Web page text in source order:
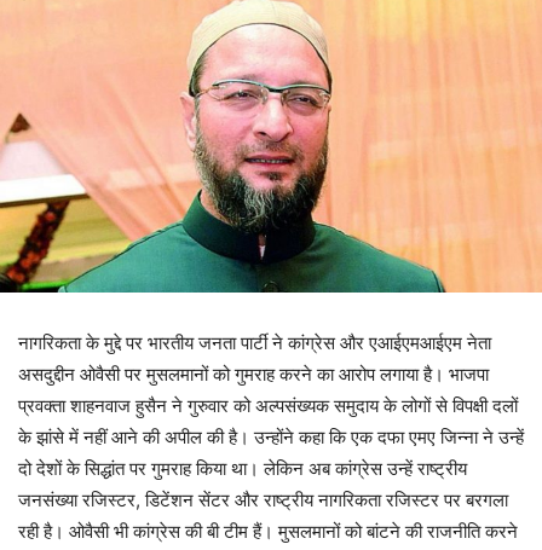
नागरिकता के मुद्दे पर भारतीय जनता पार्टी ने कांग्रेस और एआईएमआईएम नेता
असदुद्दीन ओवैसी पर मुसलमानों को गुमराह करने का आरोप लगाया है। भाजपा
प्रवक्ता शाहनवाज हुसैन ने गुरुवार को अल्पसंख्यक समुदाय के लोगों से विपक्षी दलों
के झांसे में नहीं आने की अपील की है। उन्होंने कहा कि एक दफा एमए जिन्ना ने उन्हें
दो देशों के सिद्धांत पर गुमराह किया था। लेकिन अब कांग्रेस उन्हें राष्ट्रीय
जनसंख्या रजिस्टर, डिटेंशन सेंटर और राष्ट्रीय नागरिकता रजिस्टर पर बरगला
रही है। ओवैसी भी कांग्रेस की बी टीम हैं। मुसलमानों को बांटने की राजनीति करने